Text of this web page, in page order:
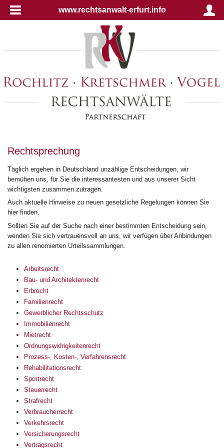
www.rechtsanwalt-erfurt.info
Rechtsprechung
Täglich ergehen in Deutschland unzählige Entscheidungen, wir
bemühen uns, für Sie die interessantesten und aus unserer Sicht
wichtigsten zusammen zutragen.
Auch aktuelle Hinweise zu neuen gesetzliche Regelungen können Sie
hier finden.
Sollten Sie auf der Suche nach einer bestimmten Entscheidung sein,
wenden Sie sich vertrauensvoll an uns, wir verfügen über Anbindungen
zu allen renomierten Urteilssammlungen.
Arbeitsrecht
Bau- und Architektenrecht
Erbrecht
Familienrecht
Gewerblicher Rechtsschutz
Immobilienrecht
Mietrecht
Ordnungswidrigkeitenrecht
Prozess-, Kosten-, Verfahrensrecht
Rehabilitationsrecht
Sportrecht
Steuerrecht
Strafrecht
Verbraucherrecht
Verkehrsrecht
Versicherungsrecht
Vertragsrecht